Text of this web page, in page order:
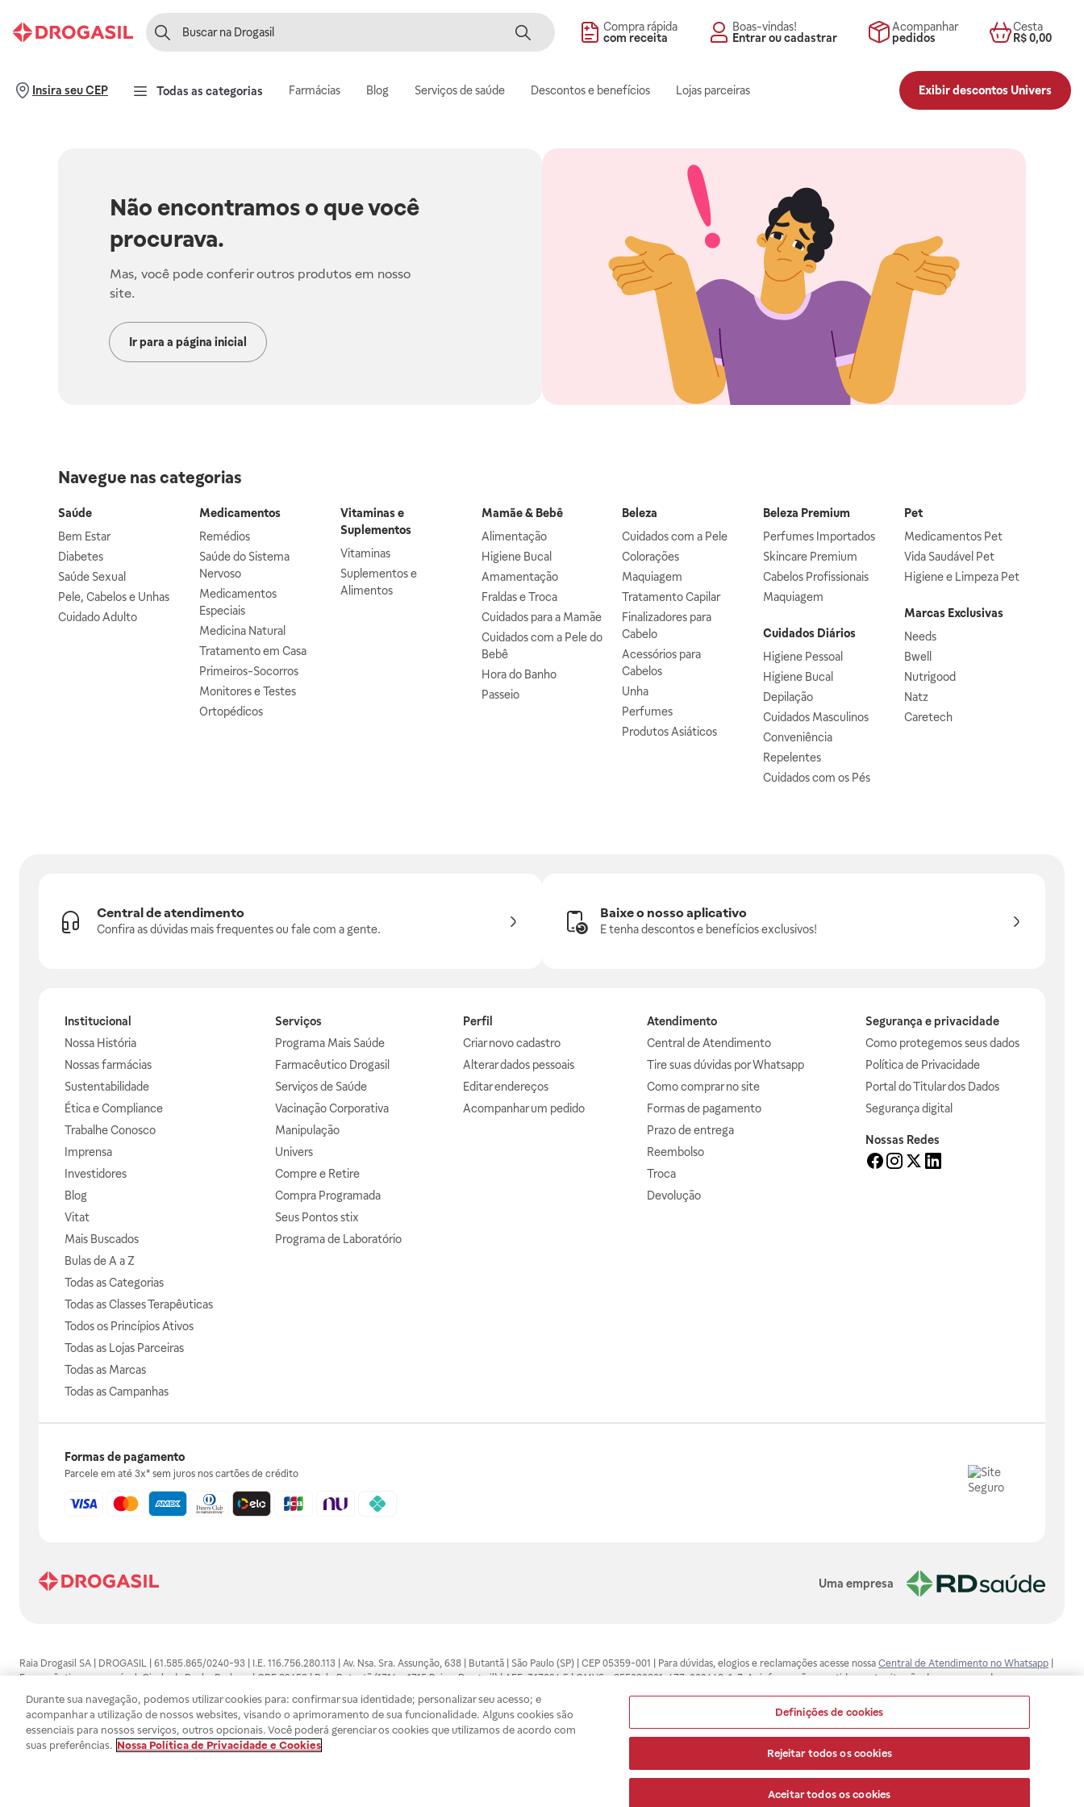
Compra rápida
com receita
Boas-vindas!
Entrar ou cadastrar
Acompanhar
pedidos
Cesta
R$ 0,00
Insira seu CEP Todas as categorias Farmácias Blog Serviços de saúde Descontos e benefícios Lojas parceiras Exibir descontos Univers
Não encontramos o que você
procurava.
Mas, você pode conferir outros produtos em nosso
site.
Ir para a página inicial
Navegue nas categorias
Saúde
Bem Estar
Diabetes
Saúde Sexual
Pele, Cabelos e Unhas
Cuidado Adulto
Medicamentos
Remédios
Saúde do Sistema
Nervoso
Medicamentos
Especiais
Medicina Natural
Tratamento em Casa
Primeiros-Socorros
Monitores e Testes
Ortopédicos
Vitaminas e
Suplementos
Vitaminas
Suplementos e
Alimentos
Mamãe & Bebê
Alimentação
Higiene Bucal
Amamentação
Fraldas e Troca
Cuidados para a Mamãe
Cuidados com a Pele do
Bebê
Hora do Banho
Passeio
Beleza
Cuidados com a Pele
Colorações
Maquiagem
Tratamento Capilar
Finalizadores para
Cabelo
Acessórios para
Cabelos
Unha
Perfumes
Produtos Asiáticos
Beleza Premium
Perfumes Importados
Skincare Premium
Cabelos Profissionais
Maquiagem
Cuidados Diários
Higiene Pessoal
Higiene Bucal
Depilação
Cuidados Masculinos
Conveniência
Repelentes
Cuidados com os Pés
Pet
Medicamentos Pet
Vida Saudável Pet
Higiene e Limpeza Pet
Marcas Exclusivas
Needs
Bwell
Nutrigood
Natz
Caretech
Central de atendimento
Confira as dúvidas mais frequentes ou fale com a gente.
Baixe o nosso aplicativo
E tenha descontos e benefícios exclusivos!
Institucional
Nossa História
Nossas farmácias
Sustentabilidade
Ética e Compliance
Trabalhe Conosco
Imprensa
Investidores
Blog
Vitat
Mais Buscados
Bulas de A a Z
Todas as Categorias
Todas as Classes Terapêuticas
Todos os Princípios Ativos
Todas as Lojas Parceiras
Todas as Marcas
Todas as Campanhas
Serviços
Programa Mais Saúde
Farmacêutico Drogasil
Serviços de Saúde
Vacinação Corporativa
Manipulação
Univers
Compre e Retire
Compra Programada
Seus Pontos stix
Programa de Laboratório
Perfil
Criar novo cadastro
Alterar dados pessoais
Editar endereços
Acompanhar um pedido
Atendimento
Central de Atendimento
Tire suas dúvidas por Whatsapp
Como comprar no site
Formas de pagamento
Prazo de entrega
Reembolso
Troca
Devolução
Segurança e privacidade
Como protegemos seus dados
Política de Privacidade
Portal do Titular dos Dados
Segurança digital
Nossas Redes
Formas de pagamento
Parcele em até 3x* sem juros nos cartões de crédito
Uma empresa
Raia Drogasil SA | DROGASIL | 61.585.865/0240-93 | I.E. 116.756.280.113 | Av. Nsa. Sra. Assunção, 638 | Butantã | São Paulo (SP) | CEP 05359-001 | Para dúvidas, elogios e reclamações acesse nossa Central de Atendimento no Whatsapp
Farmacêutico responsável: Gisele da Penha Barbosa | CRF 89453 | Polo Butantã (1714 e 1715 Raia e Drogasil) | AFE: 7.17094.5 | CMVS - 355030801-477-002443-1-7. As informações contidas neste site não devem ser usadas para
automedicação e não substituem, em hipótese alguma, as orientações dadas pelo profissional da área médica. Somente o médico está apto a diagnosticar qualquer problema de saúde e prescrever o tratamento adequado. Ao
persistirem os sintomas, um médico deverá ser consultado. Os preços e promoções divulgados no site são válidos apenas para compras feitas pela internet. Maiores esclarecimentos, consultar o site: www.anvisa.gov.br. A Raia Drogasil
SA trabalha com as tecnologias mais avançadas de proteção de dados, para que você possa realizar suas compras com tranquilidade. A privacidade e a segurança dos clientes são compromissos da Raia Drogasil SA. Todos os pedidos
efetuados estão sujeitos à confirmação da disponibilidade de produto em nosso estoque.
Durante sua navegação, podemos utilizar cookies para: confirmar sua identidade; personalizar seu acesso; e
acompanhar a utilização de nossos websites, visando o aprimoramento de sua funcionalidade. Alguns cookies são
essenciais para nossos serviços, outros opcionais. Você poderá gerenciar os cookies que utilizamos de acordo com
suas preferências. Nossa Política de Privacidade e Cookies
Definições de cookies
Rejeitar todos os cookies
Aceitar todos os cookies